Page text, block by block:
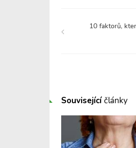
10 faktorů,
Souvisejícíčlánky